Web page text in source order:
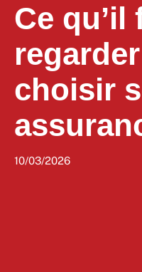
Ce qu’il
choisir
10/03/2026